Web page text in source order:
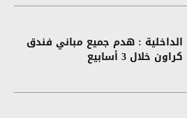
الداخلية : هدم جميع مباني فندق
كراون خلال 3 أسابيع